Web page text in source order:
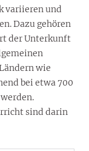
variieren und
Dazu gehören
der Unterkunft
wie
bei etwa 700
sind darin